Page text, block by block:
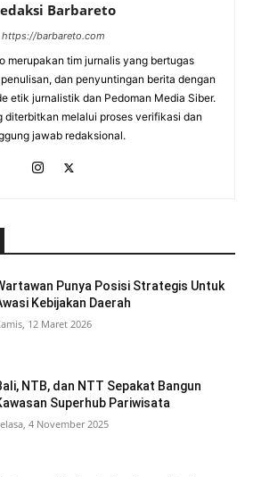
Barbareto
https://barbareto.com
merupakan tim jurnalis yang bertugas
dan penyuntingan berita dengan
etik jurnalistik dan Pedoman Media Siber.
diterbitkan melalui proses verifikasi dan
jawab redaksional.
Punya Posisi Strategis Untuk
Kebijakan Daerah
12 Maret 2026
NTB, dan NTT Sepakat Bangun
Superhub Pariwisata
4 November 2025